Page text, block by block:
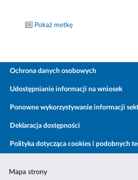
Pokaż metkę
Ochrona danych osobowych
Udostępnianie informacji na wniosek
Ponowne wykorzystywanie informacji
Deklaracja dostępności
Polityka dotycząca cookies i podobnych
Mapa strony